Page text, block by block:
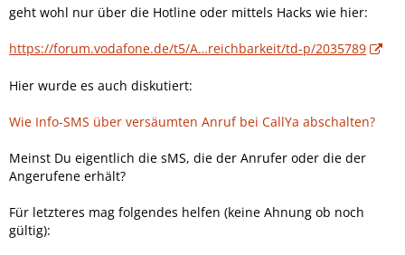
geht wohl nur über die Hotline oder mittels Hacks wie hier:
https://forum.vodafone.de/t5/A…reichbarkeit/td-p/2035789
Hier wurde es auch diskutiert:
Wie Info-SMS über versäumten Anruf bei CallYa abschalten?
Meinst Du eigentlich die sMS, die der Anrufer oder die der
Angerufene erhält?
Für letzteres mag folgendes helfen (keine Ahnung ob noch
gültig):